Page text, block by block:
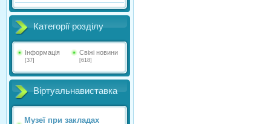
Категорії розділу
Інформація
[37]
Свіжі новини
[618]
Віртуальнавиставка
Музеї при закладах